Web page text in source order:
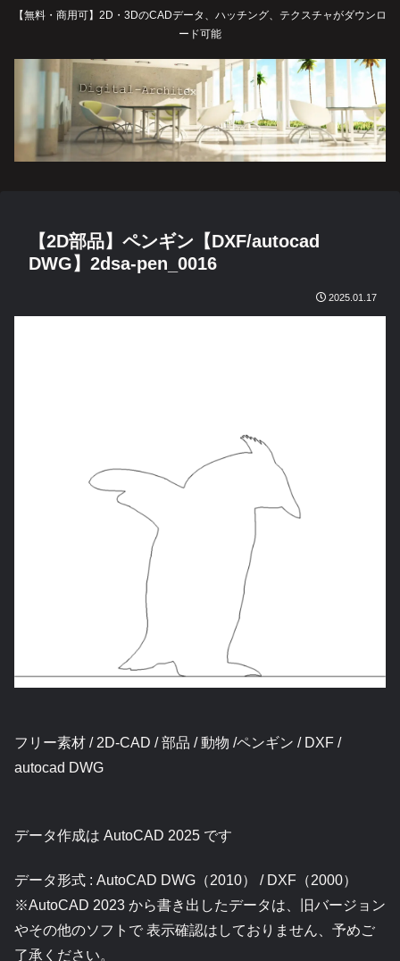
【無料・商用可】2D・3DのCADデータ、ハッチング、テクスチャがダウンロ
ード可能
【2D部品】ペンギン【DXF/autocad
DWG】2dsa-pen_0016
2025.01.17
フリー素材 / 2D-CAD / 部品 / 動物 /ペンギン / DXF /
autocad DWG
データ作成は AutoCAD 2025 です
データ形式 : AutoCAD DWG（2010） / DXF（2000）
※AutoCAD 2023 から書き出したデータは、旧バージョン
やその他のソフトで 表示確認はしておりません、予めご
了承ください。